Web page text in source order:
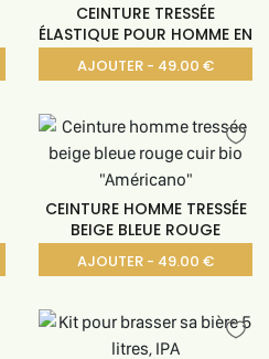
CEINTURE TRESSÉE
ÉLASTIQUE POUR HOMME EN
AJOUTER - 49.00 €
CEINTURE HOMME TRESSÉE
BEIGE BLEUE ROUGE
AJOUTER - 49.00 €